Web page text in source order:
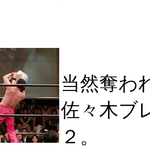
当然奪わ
佐々木ブ
２。